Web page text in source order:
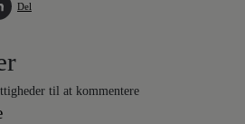
Del
til at kommentere